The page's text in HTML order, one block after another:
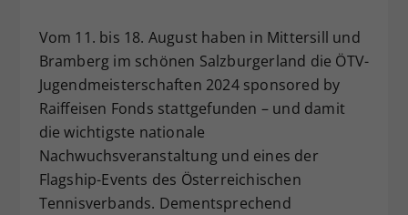
Vom 11. bis 18. August haben in Mittersill und
Bramberg im schönen Salzburgerland die ÖTV-
Jugendmeisterschaften 2024 sponsored by
Raiffeisen Fonds stattgefunden – und damit
die wichtigste nationale
Nachwuchsveranstaltung und eines der
Flagship-Events des Österreichischen
Tennisverbands. Dementsprechend